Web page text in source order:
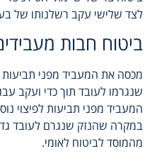
לצד שלישי עקב רשלנותו של
ביטוח חבות
מכסה את המעביד מפני תביעות
שנגרמו לעובד תוך כדי ועקב
המעביד מפני תביעות לפיצוי
במקרה שהנזק שנגרם לעובד
מהמוסד לביטוח לאומי.